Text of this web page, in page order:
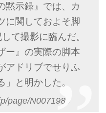
黙示録』では、カ
に関しておよそ脚
て撮影に臨んだ。
ー』の実際の脚本
アドリブでせりふ
」と明かした。
page/N0071989